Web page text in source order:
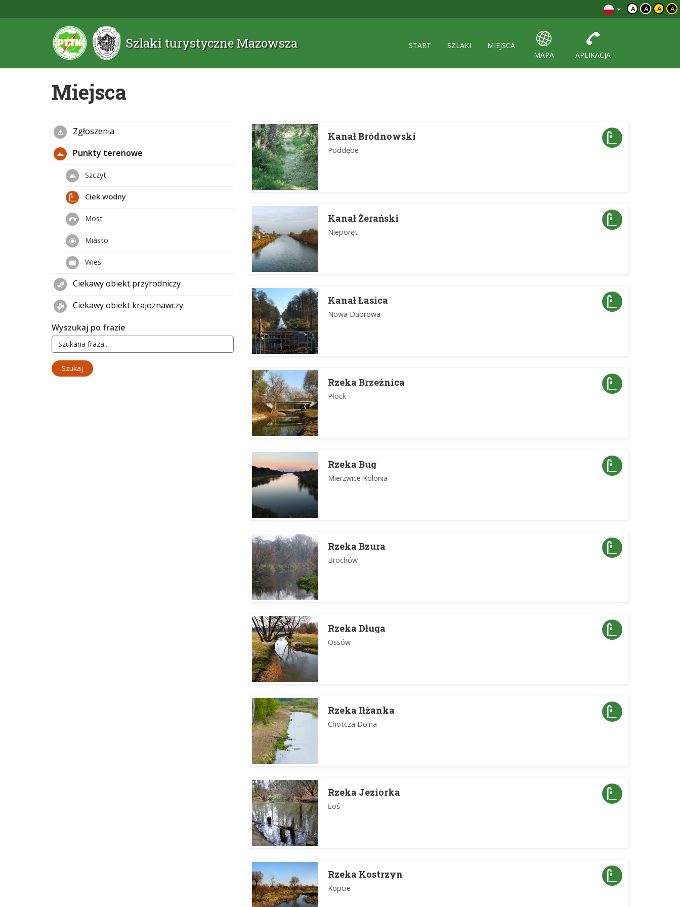
A A A A
Szlaki turystyczne Mazowsza START SZLAKI
MIEJSCA
MAPA
APLIKACJA
Miejsca
Kanał Bródnowski
Poddębe
Kanał Żerański
Nieporęt
Kanał Łasica
Nowa Dąbrowa
Rzeka Brzeźnica
Płock
Rzeka Bug
Mierzwice Kolonia
Rzeka Bzura
Brochów
Rzeka Długa
Ossów
Rzeka Iłżanka
Chotcza Dolna
Rzeka Jeziorka
Łoś
Rzeka Kostrzyn
Kopcie
Zgłoszenia
Punkty terenowe
Szczyt
Ciek wodny
Most
Miasto
Wieś
Ciekawy obiekt przyrodniczy
Ciekawy obiekt krajoznawczy
Wyszukaj po frazie